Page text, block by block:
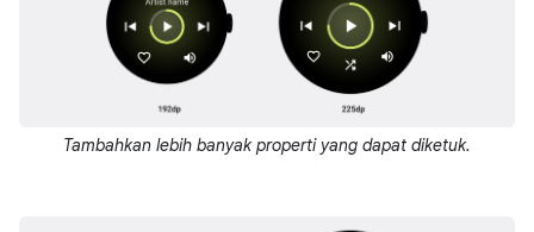
Tambahkan lebih banyak properti yang dapat diketuk.